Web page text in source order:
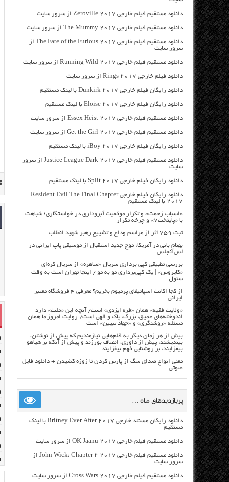
دانلود مستقیم فیلم خارجی Zeroville 2017 از سرور سایت
دانلود مستقیم فیلم خارجی The Mummy 2017 از سرور سایت
دانلود مستقیم فیلم خارجی The Fate of the Furious 2017 از
سرور سایت
دانلود مستقیم فیلم خارجی Running Wild 2017 از سرور سایت
دانلود فیلم خارجی Rings 2017 از سرور سایت
دانلود رایگان فیلم خارجی Dunkirk 2017 با لینک مستقیم
دانلود رایگان فیلم خارجی Eloise 2017 با لینک مستقیم
دانلود مستقیم فیلم خارجی Essex Heist 2017 از سرور سایت
دانلود مستقیم فیلم خارجی Get the Girl 2017 از سرور سایت
دانلود رایگان فیلم خارجی iBoy 2017 با لینک مستقیم
دانلود مستقیم فیلم خارجی Justice League Dark 2017 از سرور
سایت
دانلود رایگان فیلم خارجی Split 2017 با لینک مستقیم
دانلود رایگان فیلم خارجی Resident Evil The Final Chapter
2017 با لینک مستقیم
«اسباب زحمت» و تکرار موقعیت آبروداری در خواستگاری؛ شباهت
با «پایتخت۷» و چرخه تکرار
ثبت ۷۵۹ اثر از مراسم وداع و تشییع رهبر شهید انقلاب
بهنام بانی در آمریکا: موج جدید استقبال از موسیقی پاپ ایرانی در
لس‌آنجلس
بررسی تطبیقی کپی برداری سریال «ساهره» از سریال کره‌ای
«کایروس» | یک کپی‌برداری مو به مو / اینجا تهران است به وقت
سئول
از کجا اکانت اسپاتیفای پرمیوم بخریم؟ معرفی ۴ فروشگاه معتبر
ایرانی
«ولایت فقیه» همان «فره ایزدی» است/ آنچه این «ملت» دارد
اندوخته‌های عمیق، بزرگ، پاک و الهی است/ روایت امروز ما همان
مسئله «روشنگری» و «جهاد تبیین» است
بیش از هر زمان دیگر به قلم‌هایی نیازمندیم که پیش از نوشتن،
بیندیشند؛ پیش از داوری، انصاف بورزند و پیش از آنکه بر هیاهو
بیفزایند، بر روشنایی فهم بیفزایند
معنی انواع صدای سگ از پارس کردن تا زوزه کشیدن + دانلود فایل
صوتی
پربازدیدهای ماه …
دانلود رایگان مسنتد خارجی Britney Ever After 2017 با لینک
مستقیم
دانلود مستقیم فیلم خارجی OK Jaanu 2017 از سرور سایت
دانلود مستقیم فیلم خارجی John Wick: Chapter 2 2017 از
سرور سایت
دانلود مستقیم فیلم خارجی Cross Wars 2017 از سرور سایت